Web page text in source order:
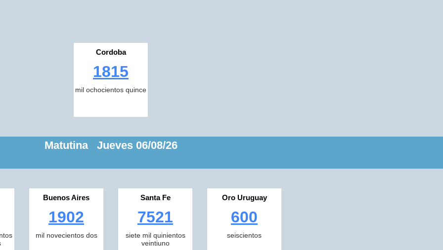
Cordoba
1815
mil ochocientos quince
Matutina Jueves 06/08/26
Buenos Aires
1902
mil novecientos dos
Santa Fe
7521
siete mil quinientos
veintiuno
Oro Uruguay
600
seiscientos